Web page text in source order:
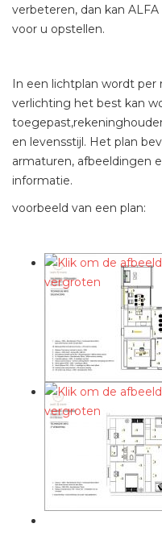
verbeteren, dan kan
voor u opstellen.
In een lichtplan wordt
verlichting het best kan
en levensstijl. Het plan
armaturen, afbeeldingen
informatie.
voorbeeld van een plan: